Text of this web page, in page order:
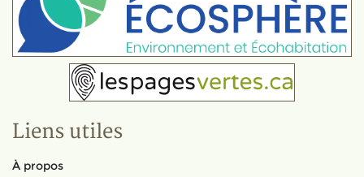
Liens utiles
À propos